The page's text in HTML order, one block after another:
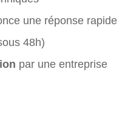
une réponse rapide
48h)
par une entreprise